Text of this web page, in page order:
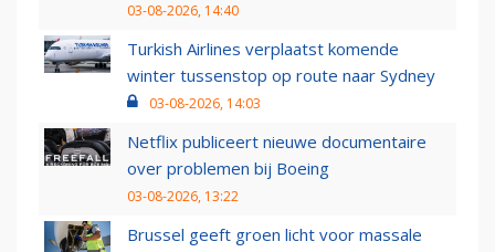
03-08-2026, 14:40
Turkish Airlines verplaatst komende
winter tussenstop op route naar Sydney
03-08-2026, 14:03
Netflix publiceert nieuwe documentaire
over problemen bij Boeing
03-08-2026, 13:22
Brussel geeft groen licht voor massale